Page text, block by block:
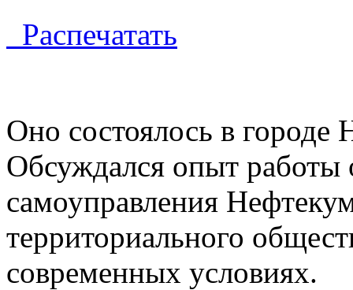
Распечатать
Оно состоялось в городе
Обсуждался опыт работы
самоуправления
территориального
современных условиях.